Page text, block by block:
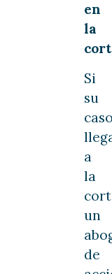
en
la
Si
su
a
la
un
de